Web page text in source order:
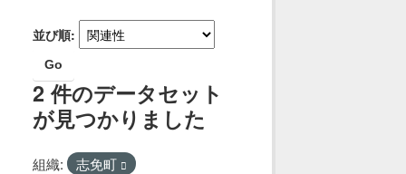
並び順
Go
2 件のデータセット
が見つかりました
組織: 志免町